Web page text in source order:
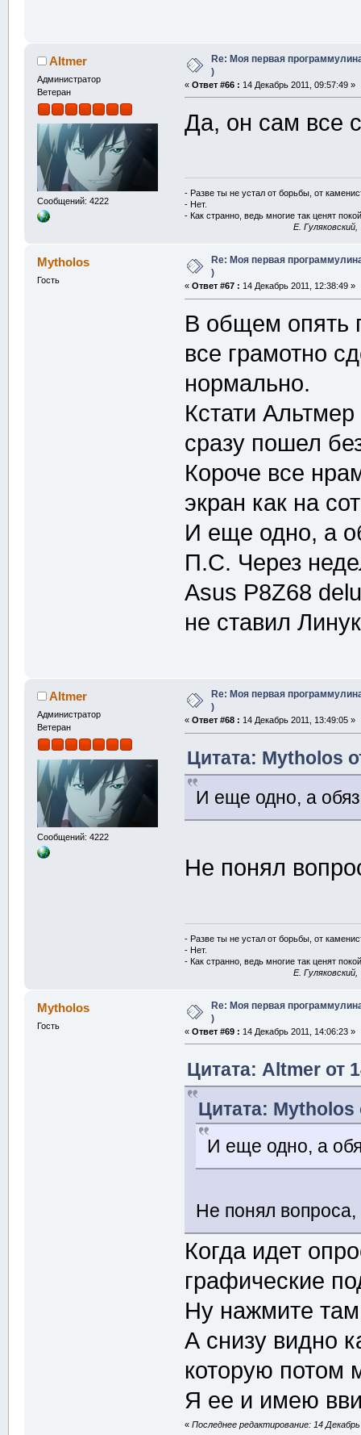
Altmer
Администратор
Ветеран
Сообщений: 4222
Re: Моя первая
)
«Ответ #66 : 14 Декабрь 2011, 09:57:49 »
Да, он сам все
- Разве ты не устал от борьбы, от
- Нет.
- Как странно, ведь многие так ценят
E.
Mytholos
Гость
Re: Моя первая
)
«Ответ #67 : 14 Декабрь 2011, 12:38:49 »
В общем опять
все грамотно
нормально.
Кстати
сразу пошел
Короче все
экран как на
И еще одно, а
П.С. Через
Asus P8Z68
не ставил
Altmer
Администратор
Ветеран
Сообщений: 4222
Re: Моя первая
)
«Ответ #68 : 14 Декабрь 2011, 13:49:05 »
Цитата: Mytholos
И еще одно, а
Не понял
- Разве ты не устал от борьбы, от
- Нет.
- Как странно, ведь многие так ценят
E.
Mytholos
Гость
Re: Моя первая
)
«Ответ #69 : 14 Декабрь 2011, 14:06:23 »
Цитата: Altmer от
Цитата: Mytholos
И еще одно, а
Не понял вопроса,
Когда идет
графические
Ну нажмите
А снизу видно
которую потом
Я ее и имею
«Последнее редактирование: 14